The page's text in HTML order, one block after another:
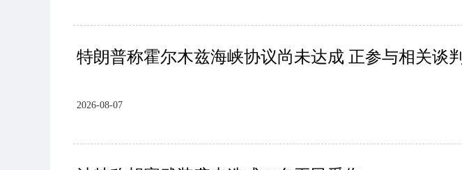
特朗普称霍尔木兹海峡协议尚未达成 正参与相关谈判
2026-08-07